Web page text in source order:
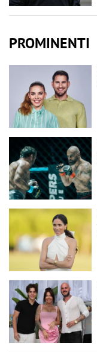
PROMINENTI